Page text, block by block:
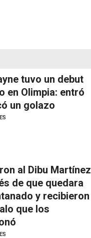
tuvo un debut
en Olimpia: entró
un golazo
al Dibu Martínez
de que quedara
y recibieron
que los